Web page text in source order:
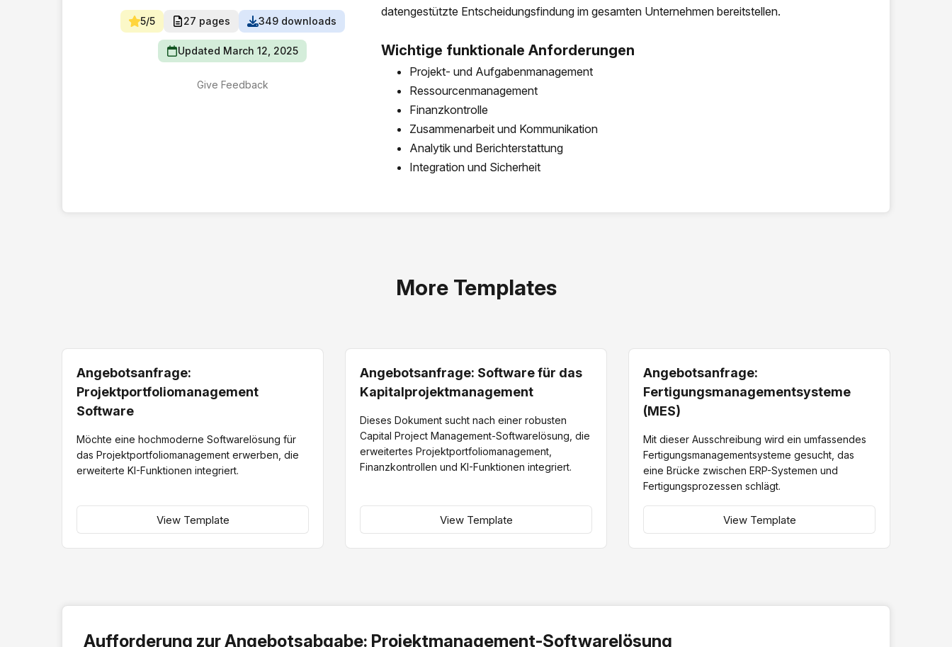
5/5 27 pages 349 downloads
Updated March 12, 2025
Give Feedback
datengestützte Entscheidungsfindung im gesamten Unternehmen bereitstellen.
Wichtige funktionale Anforderungen
Projekt- und Aufgabenmanagement
Ressourcenmanagement
Finanzkontrolle
Zusammenarbeit und Kommunikation
Analytik und Berichterstattung
Integration und Sicherheit
More Templates
Angebotsanfrage:
Projektportfoliomanagement
Software
Möchte eine hochmoderne Softwarelösung für
das Projektportfoliomanagement erwerben, die
erweiterte KI-Funktionen integriert.
View Template
Angebotsanfrage: Software für das
Kapitalprojektmanagement
Dieses Dokument sucht nach einer robusten
Capital Project Management-Softwarelösung, die
erweitertes Projektportfoliomanagement,
Finanzkontrollen und KI-Funktionen integriert.
View Template
Angebotsanfrage:
Fertigungsmanagementsysteme
(MES)
Mit dieser Ausschreibung wird ein umfassendes
Fertigungsmanagementsysteme gesucht, das
eine Brücke zwischen ERP-Systemen und
Fertigungsprozessen schlägt.
View Template
Aufforderung zur Angebotsabgabe: Projektmanagement-Softwarelösung